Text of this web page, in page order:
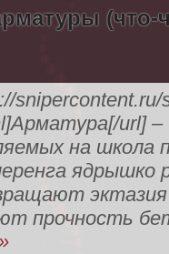
(что-
url]
на школа
ядрышко
прочность